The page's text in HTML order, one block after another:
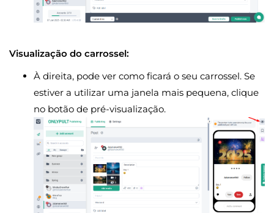
Visualização do carrossel:
À direita, pode ver como ficará o seu carrossel. Se
estiver a utilizar uma janela mais pequena, clique
no botão de pré-visualização.